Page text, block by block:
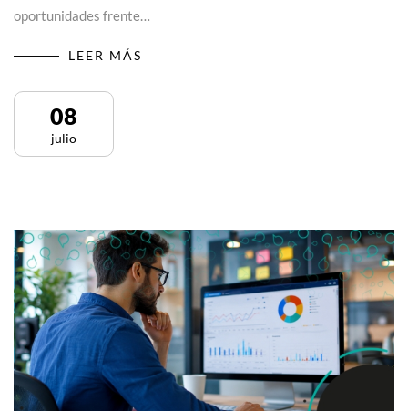
oportunidades frente…
LEER MÁS
08
julio